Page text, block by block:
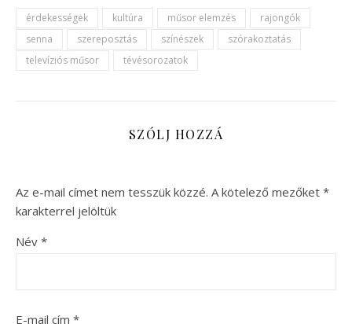
érdekességek kultúra műsor elemzés
rajongók
senna
szereposztás színészek
szórakoztatás
televíziós műsor
tévésorozatok
SZÓLJ HOZZÁ
Az e-mail címet nem tesszük közzé. A kötelező mezőket *
karakterrel jelöltük
Név *
E-mail cím *